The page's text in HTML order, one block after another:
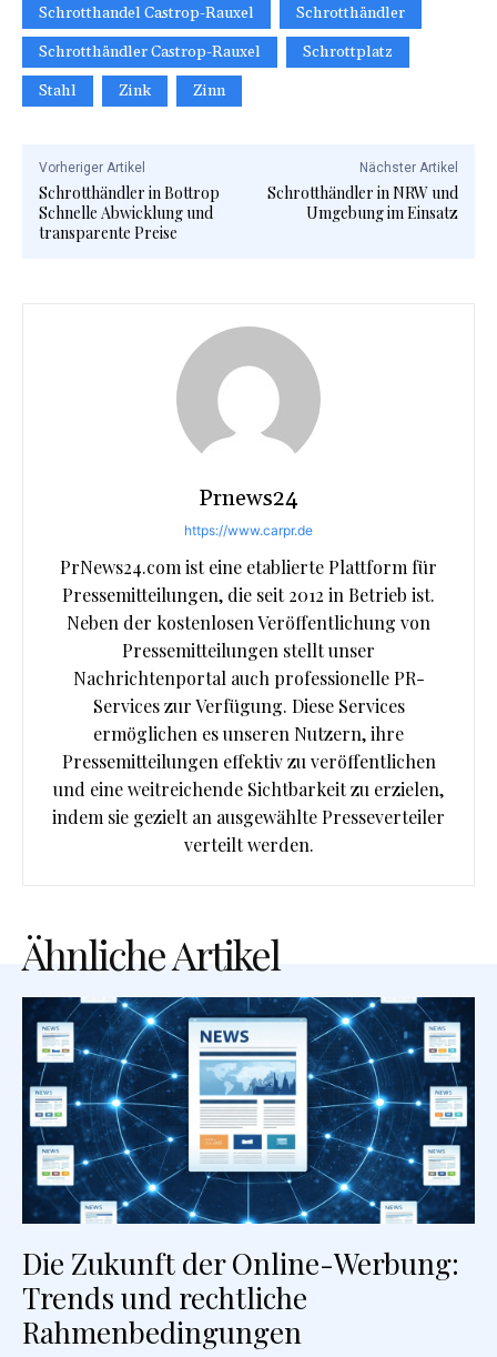
Schrotthandel Castrop-Rauxel
Schrotthändler
Schrotthändler Castrop-Rauxel
Schrottplatz
Stahl
Zink Zinn
Vorheriger Artikel
Schrotthändler in Bottrop
Schnelle Abwicklung und
transparente Preise
Nächster Artikel
Schrotthändler in NRW und
Umgebung im Einsatz
Prnews24
https://www.carpr.de
PrNews24.com ist eine etablierte Plattform für
Pressemitteilungen, die seit 2012 in Betrieb ist.
Neben der kostenlosen Veröffentlichung von
Pressemitteilungen stellt unser
Nachrichtenportal auch professionelle PR-
Services zur Verfügung. Diese Services
ermöglichen es unseren Nutzern, ihre
Pressemitteilungen effektiv zu veröffentlichen
und eine weitreichende Sichtbarkeit zu erzielen,
indem sie gezielt an ausgewählte Presseverteiler
verteilt werden.
Ähnliche Artikel
Die Zukunft der Online-Werbung:
Trends und rechtliche
Rahmenbedingungen